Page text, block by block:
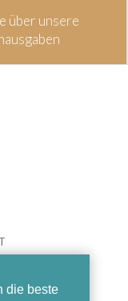
die beste
über unsere